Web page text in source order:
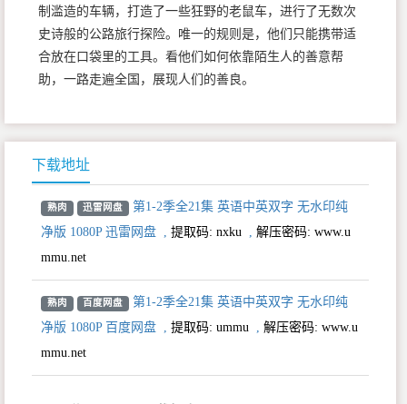
制滥造的车辆，打造了一些狂野的老鼠车，进行了无数次
史诗般的公路旅行探险。唯一的规则是，他们只能携带适
合放在口袋里的工具。看他们如何依靠陌生人的善意帮
助，一路走遍全国，展现人们的善良。
下载地址
熟肉 迅雷网盘
第1-2季全21集 英语中英双字 无水印纯
净版 1080P 迅雷网盘 , 提取码: nxku , 解压密码: www.u
mmu.net
熟肉 百度网盘
第1-2季全21集 英语中英双字 无水印纯
净版 1080P 百度网盘 , 提取码: ummu , 解压密码: www.u
mmu.net